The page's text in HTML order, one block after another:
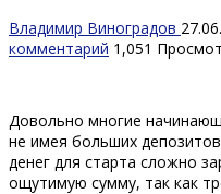
Владимир Виноградов
комментарий 1,051
Довольно многие
не имея больших
денег для старта сложно
ощутимую сумму, так как